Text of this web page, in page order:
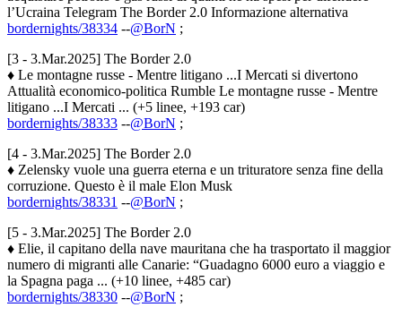
l’Ucraina Telegram The Border 2.0 Informazione alternativa
bordernights/38334 --@BorN ;
[3 - 3.Mar.2025] The Border 2.0
♦ Le montagne russe - Mentre litigano ...I Mercati si divertono
Attualità economico-politica Rumble Le montagne russe - Mentre
litigano ...I Mercati ... (+5 linee, +193 car)
bordernights/38333 --@BorN ;
[4 - 3.Mar.2025] The Border 2.0
♦ Zelensky vuole una guerra eterna e un trituratore senza fine della
corruzione. Questo è il male Elon Musk
bordernights/38331 --@BorN ;
[5 - 3.Mar.2025] The Border 2.0
♦ Elie, il capitano della nave mauritana che ha trasportato il maggior
numero di migranti alle Canarie: “Guadagno 6000 euro a viaggio e
la Spagna paga ... (+10 linee, +485 car)
bordernights/38330 --@BorN ;